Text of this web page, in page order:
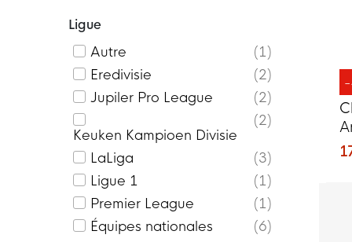
Ligue
Autre
1
Eredivisie
2
Jupiler Pro League
2
Keuken Kampioen Divisie
2
LaLiga
3
Ligue 1
1
Premier League
1
Équipes nationales
6